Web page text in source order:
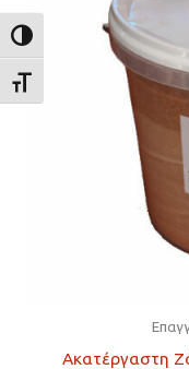
ΕΝΑΛΛΑΓΉ ΥΨΗΛΉΣ
ΕΝΑΛΛΑΓΉ
Ακατέργαστη